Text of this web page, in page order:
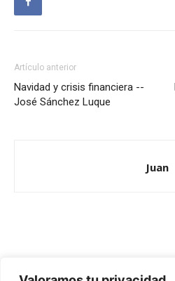
Artículo anterior
Navidad y crisis financiera --
José Sánchez Luque
Juan